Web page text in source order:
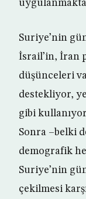
Suriye’nin
İsrail’in, İran
düşünceleri
destekliyor,
gibi
Sonra –belki
demografik
Suriye’nin
çekilmesi